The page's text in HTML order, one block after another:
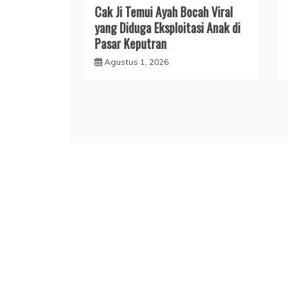
Cak Ji Temui Ayah Bocah Viral
yang Diduga Eksploitasi Anak di
Pasar Keputran
Agustus 1, 2026